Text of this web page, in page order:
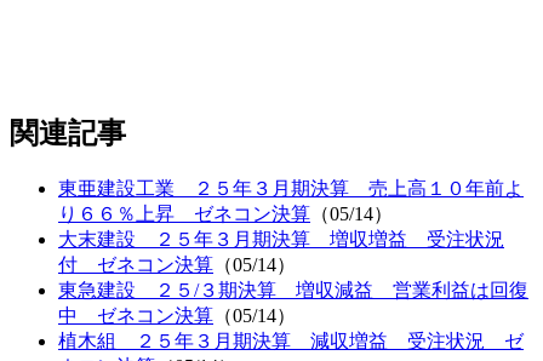
関連記事
東亜建設工業 ２５年３月期決算 売上高１０年前よ
り６６％上昇 ゼネコン決算 （05/14）
大末建設 ２５年３月期決算 増収増益 受注状況
付 ゼネコン決算 （05/14）
東急建設 ２５/３期決算 増収減益 営業利益は回復
中 ゼネコン決算 （05/14）
植木組 ２５年３月期決算 減収増益 受注状況 ゼ